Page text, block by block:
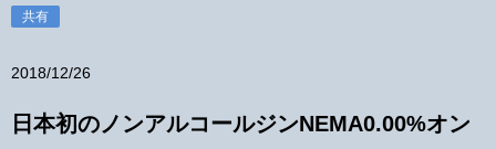
共有
2018/12/26
日本初のノンアルコールジンNEMA0.00%オン